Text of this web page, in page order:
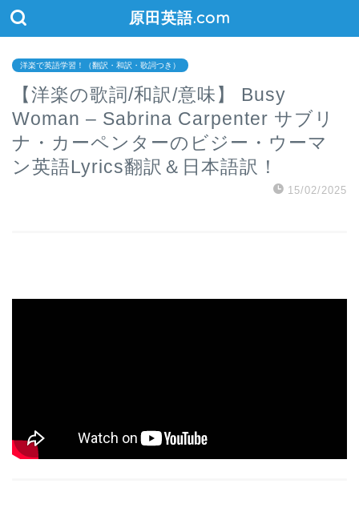
原田英語.com
洋楽で英語学習！（翻訳・和訳・歌詞つき）
【洋楽の歌詞/和訳/意味】 Busy
Woman – Sabrina Carpenter サブリ
ナ・カーペンターのビジー・ウーマ
ン英語Lyrics翻訳＆日本語訳！
15/02/2025